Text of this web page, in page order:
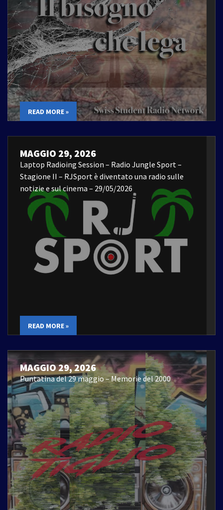
READ MORE »
MAGGIO 29, 2026
Laptop Radioing Session – Radio Jungle Sport –
Stagione II – RJSport è diventato una radio sulle
notizie e sul cinema – 29/05/2026
READ MORE »
MAGGIO 29, 2026
Puntatina del 29 maggio – Memorie del 2000